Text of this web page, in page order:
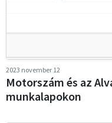
2023 november 12
Motorszám és az
munkalapokon